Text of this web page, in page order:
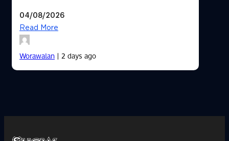
04/08/2026
Read More
Worawalan| 2 days ago